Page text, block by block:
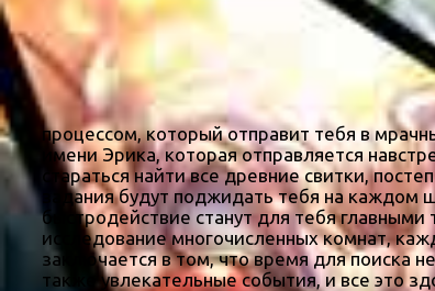
процессом, который отправит тебя в
имени Эрика, которая отправляется
стараться найти все древние свитки,
задания будут поджидать тебя на каждом
быстродействие станут для тебя
исследование многочисленных комнат,
заключается в том, что время для поиска
также увлекательные события, и все это